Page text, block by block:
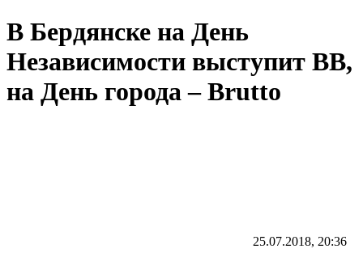
В Бердянске на День
Независимости выступит ВВ,
на День города – Brutto
25.07.2018, 20:36